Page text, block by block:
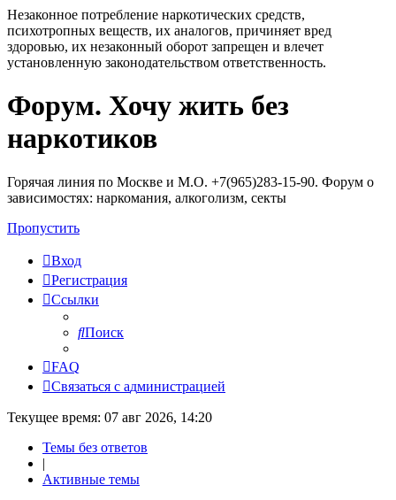
Незаконное потребление наркотических средств,
психотропных веществ, их аналогов, причиняет вред
здоровью, их незаконный оборот запрещен и влечет
установленную законодательством ответственность.
Регистрация
Форум. Хочу жить без
наркотиков
Горячая линия по Москве и М.О. +7(965)283-15-90. Форум о
зависимостях: наркомания, алкоголизм, секты
Пропустить
Вход
Регистрация
Ссылки
Поиск
FAQ
Связаться с администрацией
Текущее время: 07 авг 2026, 14:20
Темы без ответов
|
Активные темы